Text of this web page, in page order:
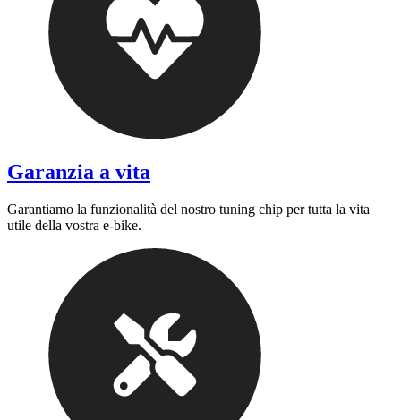
Garanzia a vita
Garantiamo la funzionalità del nostro tuning chip per tutta la vita
utile della vostra e-bike.